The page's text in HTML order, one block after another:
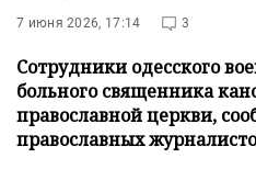
7 июня 2026, 17:14 3
Сотрудники одесского
больного священника
православной церкви,
православных